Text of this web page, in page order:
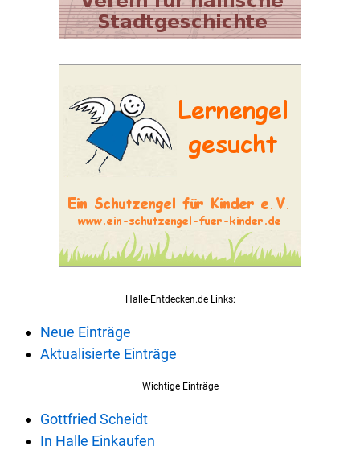
Halle-Entdecken.de Links:
Neue Einträge
Aktualisierte Einträge
Wichtige Einträge
Gottfried Scheidt
In Halle Einkaufen